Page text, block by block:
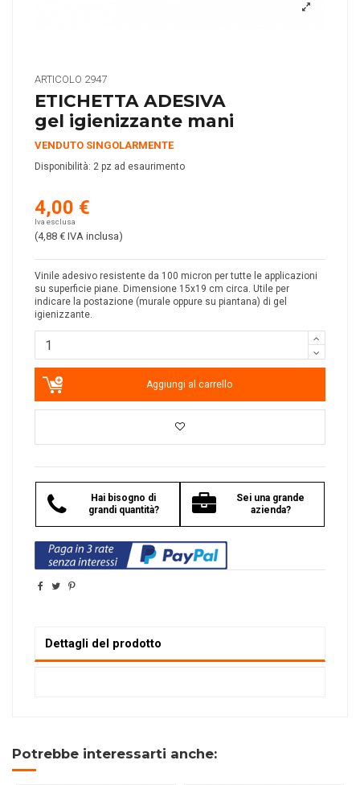
ARTICOLO 2947
ETICHETTA ADESIVA
gel igienizzante mani
VENDUTO SINGOLARMENTE
Disponibilità: 2 pz ad esaurimento
4,00 €
Iva esclusa
(4,88 € IVA inclusa)
Vinile adesivo resistente da 100 micron per tutte le applicazioni
su superficie piane. Dimensione 15x19 cm circa. Utile per
indicare la postazione (murale oppure su piantana) di gel
igienizzante.
Aggiungi al carrello
Hai bisogno di
grandi quantità?
Sei una grande
azienda?
Dettagli del prodotto
Potrebbe interessarti anche: